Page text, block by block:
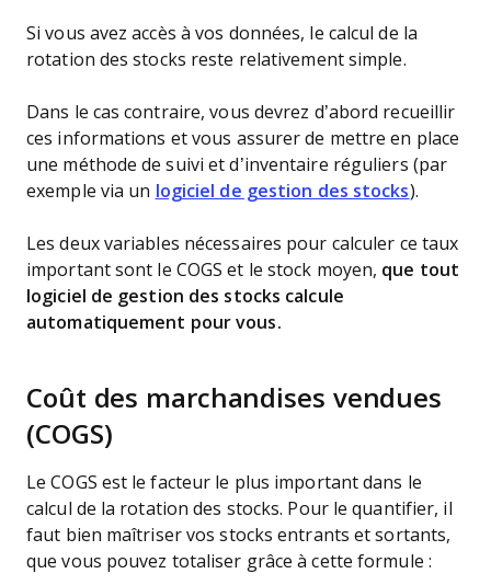
Si vous avez accès à vos données, le calcul de la
rotation des stocks reste relativement simple.
Dans le cas contraire, vous devrez d’abord recueillir
ces informations et vous assurer de mettre en place
une méthode de suivi et d’inventaire réguliers (par
exemple via un
logiciel de gestion des stocks).
Les deux variables nécessaires pour calculer ce taux
important sont le COGS et le stock moyen, que tout
logiciel de gestion des stocks calcule
automatiquement pour vous.
Coût des marchandises vendues
(COGS)
Le COGS est le facteur le plus important dans le
calcul de la rotation des stocks. Pour le quantifier, il
faut bien maîtriser vos stocks entrants et sortants,
que vous pouvez totaliser grâce à cette formule :